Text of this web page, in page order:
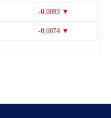
-0,0093 ▼
-0,0074 ▼